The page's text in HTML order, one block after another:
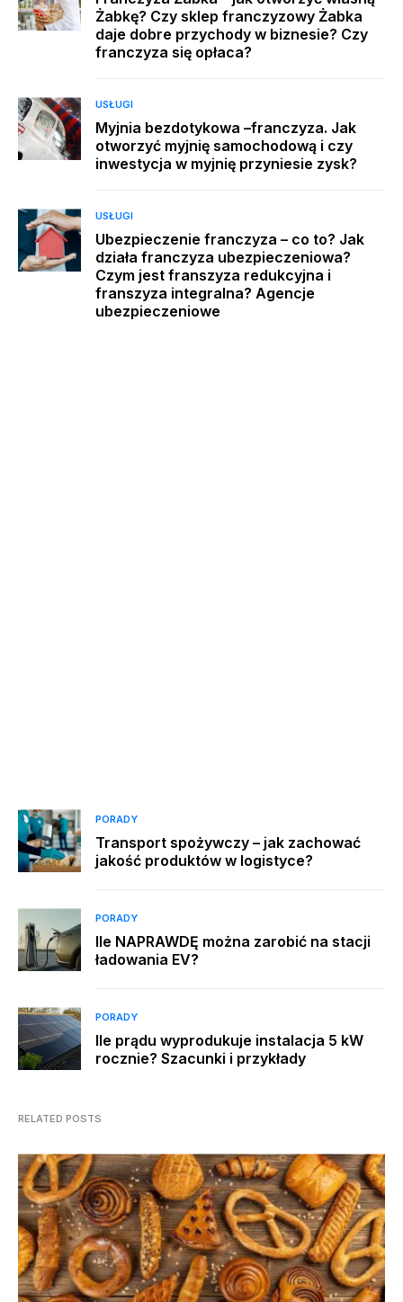
Żabkę? Czy sklep franczyzowy Żabka
daje dobre przychody w biznesie? Czy
franczyza się opłaca?
USŁUGI
Myjnia bezdotykowa –franczyza. Jak
otworzyć myjnię samochodową i czy
inwestycja w myjnię przyniesie zysk?
USŁUGI
Ubezpieczenie franczyza – co to? Jak
działa franczyza ubezpieczeniowa?
Czym jest franszyza redukcyjna i
franszyza integralna? Agencje
ubezpieczeniowe
PORADY
Transport spożywczy – jak zachować
jakość produktów w logistyce?
PORADY
Ile NAPRAWDĘ można zarobić na stacji
ładowania EV?
PORADY
Ile prądu wyprodukuje instalacja 5 kW
rocznie? Szacunki i przykłady
RELATED POSTS